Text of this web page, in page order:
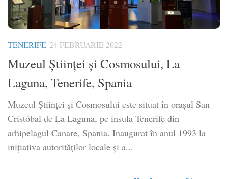
TENERIFE 24 FEBRUARIE 2022
Muzeul Științei și Cosmosului, La
Laguna, Tenerife, Spania
Muzeul Științei și Cosmosului este situat în orașul San
Cristóbal de La Laguna, pe insula Tenerife din
arhipelagul Canare, Spania. Inaugurat în anul 1993 la
inițiativa autorităților locale și a...